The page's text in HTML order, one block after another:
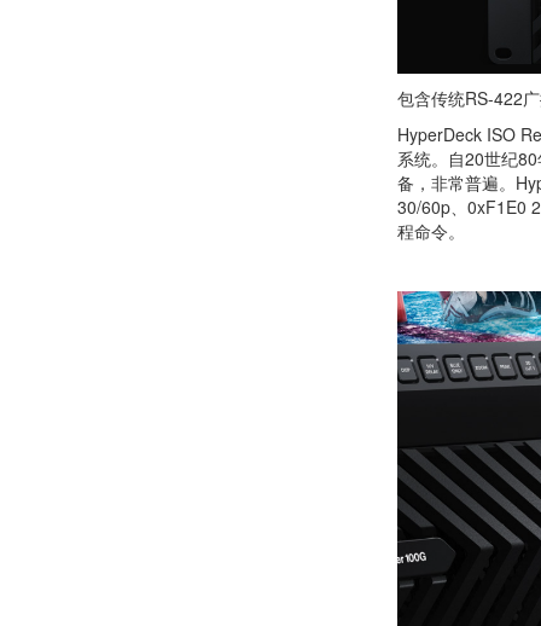
包含传统RS-422
HyperDeck ISO
系统。自20世纪
备，非常普遍。
30/60p、0xF1E0
程命令。